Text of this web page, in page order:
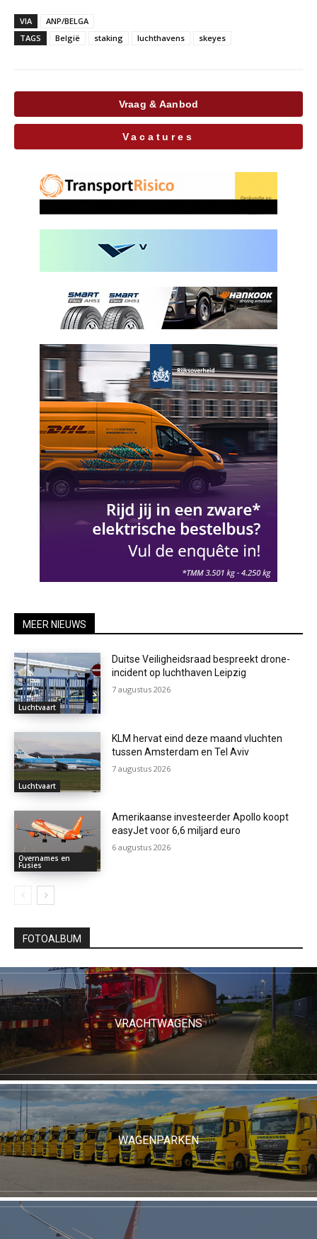
VIA
ANP/BELGA
TAGS
België staking luchthavens skeyes
Vraag & Aanbod
Vacatures
MEER NIEUWS
Luchtvaart
Duitse Veiligheidsraad bespreekt drone-
incident op luchthaven Leipzig
7 augustus 2026
Luchtvaart
KLM hervat eind deze maand vluchten
tussen Amsterdam en Tel Aviv
7 augustus 2026
Overnames en
Fusies
Amerikaanse investeerder Apollo koopt
easyJet voor 6,6 miljard euro
6 augustus 2026
FOTOALBUM
VRACHTWAGENS
WAGENPARKEN